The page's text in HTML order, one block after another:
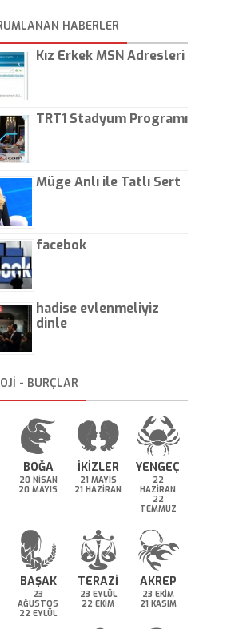
kaptırıyorsunuz. - Kayhan
Gezenti
HABERLER
Kız Erkek MSN Adresleri
TRT1 Stadyum Programı
Müge Anlı ile Tatlı Sert
facebok
hadise evlenmeliyiz
dinle
- BURÇLAR
BOĞA
20 NİSAN
20 MAYIS
İKİZLER
21 MAYIS
21 HAZİRAN
YENGEÇ
22
HAZİRAN
22
TEMMUZ
BAŞAK
23
AĞUSTOS
22 EYLÜL
TERAZİ
23 EYLÜL
22 EKİM
AKREP
23 EKİM
21 KASIM